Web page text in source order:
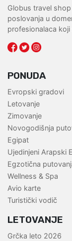
Globus travel
poslovanja u
profesionalaca
PONUDA
Evropski gradovi
Letovanje
Zimovanje
Novogodišnja
Egipat
Ujedinjeni Arapski
Egzotična
Wellness & Spa
Avio karte
Turistički vodič
LETOVANJE
Grčka leto 2026